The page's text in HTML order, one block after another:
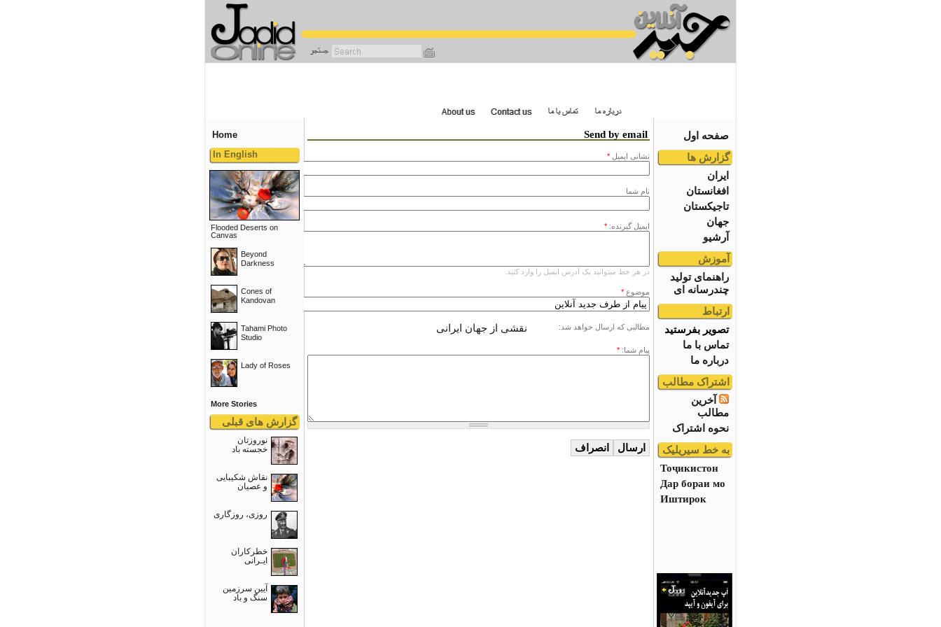
صفحه اول
گزارش ها
ایران
افغانستان
تاجیکستان
جهان
آرشیو
آموزش
راهنمای تولید
چندرسانه ای
ارتباط
تصویر بفرستید
تماس با ما
درباره ما
اشتراک مطالب
آخرین
مطالب
نحوه اشتراک
به خط سیریلیک
Тоҷикистон
Дар бораи мо
Иштирок
Home
In English
Flooded Deserts on
Canvas
Beyond
Darkness
Cones of
Kandovan
Tahami Photo
Studio
Lady of Roses
More Stories
گزارش های قبلی
نوروزتان
خجسته باد
نقاش شکیبایی
و عصيان
روزی، روزگاری
خطرکاران
ایـرانی
آیین سرزمین
سنگ و باد
Send by email
نشانى ايميل *
نام شما
ایمیل گیرنده: *
در هر خط میتوانید یک آدرس ایمیل را وارد کنید.
موضوع *
مطالبی که ارسال خواهد شد: نقشی از جهان ایرانی
پیام شما: *